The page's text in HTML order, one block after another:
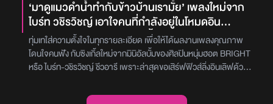
‘มาดูแมวดำน้ำทำกับข้าวบ้านเรามั้ย’ เพลงใหม่จาก
ไบร์ท วชิรวิชญ์ เอาใจคนที่กำลังอยู่ในโหมดอิน
เลิฟ..และอยากอยู่กับคนคนนั้นนานๆ
ทุ่มเทใส่ความตั้งใจในทุกรายละเอียด เพื่อให้ได้ผลงานเพลงคุณภาพ
โดนใจคนฟัง กับซิงเกิ้ลใหม่จากมินิอัลบั้มของศิลปินหนุ่มฮอต BRIGHT
หรือ ไบร์ท-วชิรวิชญ์ ชีวอารี เพราะล่าสุดขอเสิร์ฟฟิวส์ลิ่งอินเลิฟด้วย
Night) พร้อมชวน บัว-นลินทิพย์ สกุลอ่องอำไพ นักแสดงสาวชื่อดัง ที่